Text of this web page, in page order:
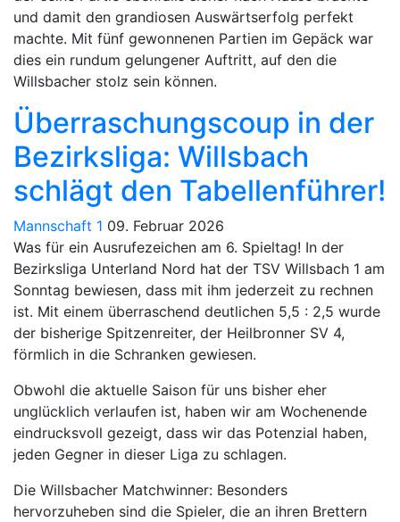
und damit den grandiosen Auswärtserfolg perfekt
machte. Mit fünf gewonnenen Partien im Gepäck war
dies ein rundum gelungener Auftritt, auf den die
Willsbacher stolz sein können.
Überraschungscoup in der
Bezirksliga: Willsbach
schlägt den Tabellenführer!
Mannschaft 1 09. Februar 2026
Was für ein Ausrufezeichen am 6. Spieltag! In der
Bezirksliga Unterland Nord hat der TSV Willsbach 1 am
Sonntag bewiesen, dass mit ihm jederzeit zu rechnen
ist. Mit einem überraschend deutlichen 5,5 : 2,5 wurde
der bisherige Spitzenreiter, der Heilbronner SV 4,
förmlich in die Schranken gewiesen.
Obwohl die aktuelle Saison für uns bisher eher
unglücklich verlaufen ist, haben wir am Wochenende
eindrucksvoll gezeigt, dass wir das Potenzial haben,
jeden Gegner in dieser Liga zu schlagen.
Die Willsbacher Matchwinner: Besonders
hervorzuheben sind die Spieler, die an ihren Brettern